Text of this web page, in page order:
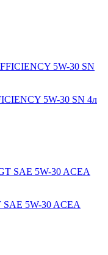
5W-30 SN 4л
5W-30 ACEA